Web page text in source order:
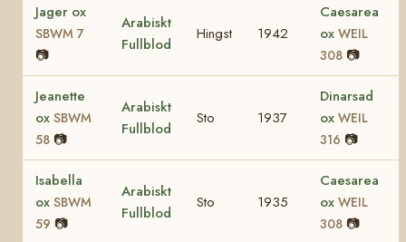
Jager ox
SBWM 7
📷
Arabiskt
Fullblod
Hingst 1942
Caesarea
ox WEIL
308 📷
Jeanette
ox SBWM
58 📷
Arabiskt
Fullblod
Sto 1937
Dinarsad
ox WEIL
316 📷
Isabella
ox SBWM
59 📷
Arabiskt
Fullblod
Sto 1935
Caesarea
ox WEIL
308 📷